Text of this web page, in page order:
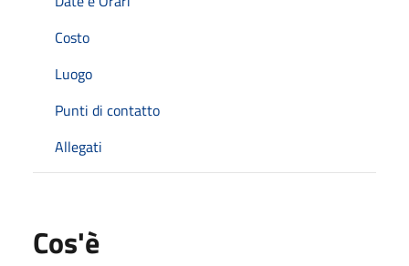
Costo
Luogo
Punti di contatto
Allegati
Cos'è